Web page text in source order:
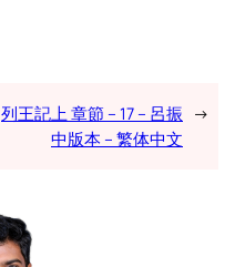
列王記上 章節 – 17 – 呂振
中版本 – 繁体中文
→